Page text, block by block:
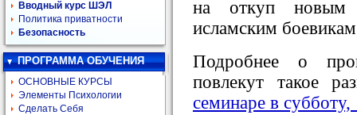
Вводный курс ШЭЛ
Политика приватности
Безопасность
ПРОГРАММА ОБУЧЕНИЯ
ОСНОВНЫЕ КУРСЫ
Элементы Психологии
Сделать Себя
на откуп новым
исламским
Подробнее о
повлекут такое
семинаре в